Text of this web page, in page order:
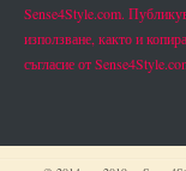
Sense4Style.com.
използване, както и
съгласие от